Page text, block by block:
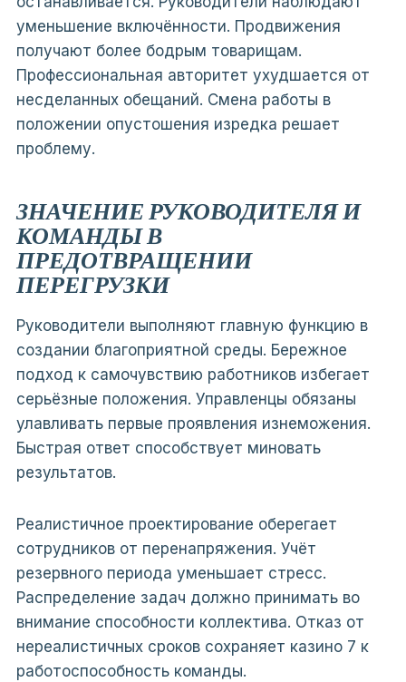
уменьшение включённости. Продвижения
получают более бодрым товарищам.
Профессиональная авторитет ухудшается от
несделанных обещаний. Смена работы в
положении опустошения изредка решает
проблему.
ЗНАЧЕНИЕ РУКОВОДИТЕЛЯ И
КОМАНДЫ В
ПРЕДОТВРАЩЕНИИ
ПЕРЕГРУЗКИ
Руководители выполняют главную функцию в
создании благоприятной среды. Бережное
подход к самочувствию работников избегает
серьёзные положения. Управленцы обязаны
улавливать первые проявления изнеможения.
Быстрая ответ способствует миновать
результатов.
Реалистичное проектирование оберегает
сотрудников от перенапряжения. Учёт
резервного периода уменьшает стресс.
Распределение задач должно принимать во
внимание способности коллектива. Отказ от
нереалистичных сроков сохраняет казино 7 к
работоспособность команды.